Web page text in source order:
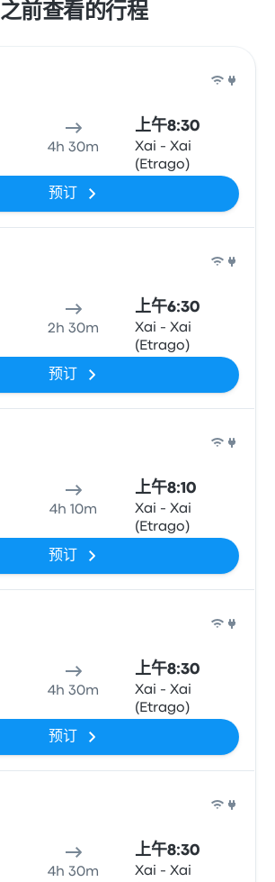
之前查看的行程
4h 30m
上午8:30
Xai - Xai
(Etrago)
预订
2h 30m
上午6:30
Xai - Xai
(Etrago)
预订
4h 10m
上午8:10
Xai - Xai
(Etrago)
预订
4h 30m
上午8:30
Xai - Xai
(Etrago)
预订
4h 30m
上午8:30
Xai - Xai